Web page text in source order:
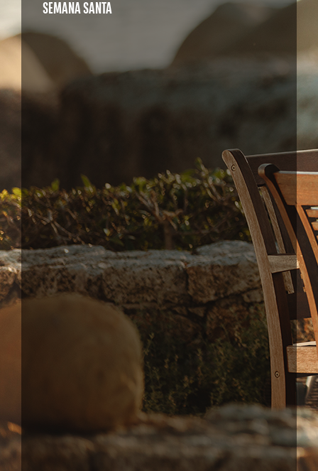
SEMANA SANTA